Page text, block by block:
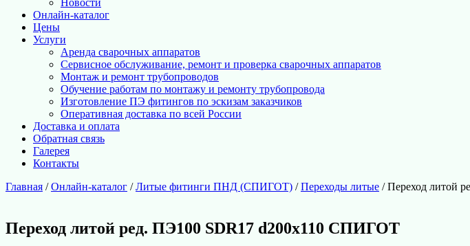
Новости
Онлайн-каталог
Цены
Услуги
Аренда сварочных аппаратов
Сервисное обслуживание, ремонт и проверка сварочных аппаратов
Монтаж и ремонт трубопроводов
Обучение работам по монтажу и ремонту трубопровода
Изготовление ПЭ фитингов по эскизам заказчиков
Оперативная доставка по всей России
Доставка и оплата
Обратная связь
Галерея
Контакты
Главная /Онлайн-каталог /Литые фитинги ПНД (СПИГОТ) /Переходы литые / Переход литой
Переход литой ред. ПЭ100 SDR17 d200х110 СПИГОТ